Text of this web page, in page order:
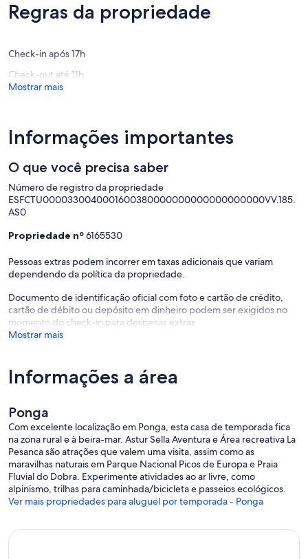
(28
avaliações)
Regras da propriedade
Check-in após 17h
Check-out até 11h
Mostrar mais
Informações importantes
O que você precisa saber
Número de registro da propriedade
ESFCTU0000330040001600380000000000000000000VV.185.
AS0
Propriedade nº6165530
Pessoas extras podem incorrer em taxas adicionais que variam
dependendo da política da propriedade.
Documento de identificação oficial com foto e cartão de crédito,
cartão de débito ou depósito em dinheiro podem ser exigidos no
momento do check-in para despesas extras.
Mostrar mais
Informações a área
Ponga
Com excelente localização em Ponga, esta casa de temporada fica
na zona rural e à beira-mar. Astur Sella Aventura e Área recreativa La
Pesanca são atrações que valem uma visita, assim como as
maravilhas naturais em Parque Nacional Picos de Europa e Praia
Fluvial do Dobra. Experimente atividades ao ar livre, como
alpinismo, trilhas para caminhada/bicicleta e passeios ecológicos.
Ver mais propriedades para aluguel por temporada - Ponga